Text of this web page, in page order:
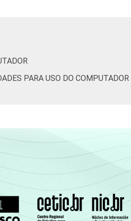
18 17
33 26
57 42
PARA USO DO COMPUTADOR